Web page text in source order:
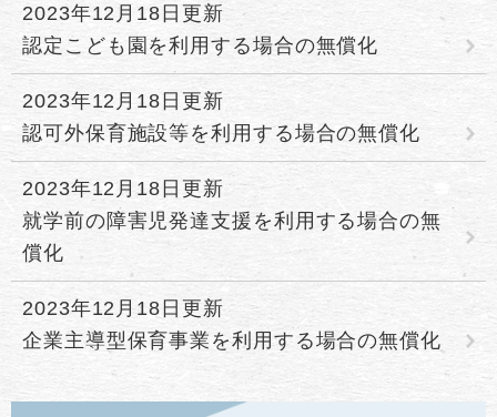
2023年12月18日更新
認定こども園を利用する場合の無償化
2023年12月18日更新
認可外保育施設等を利用する場合の無償化
2023年12月18日更新
就学前の障害児発達支援を利用する場合の無
償化
2023年12月18日更新
企業主導型保育事業を利用する場合の無償化